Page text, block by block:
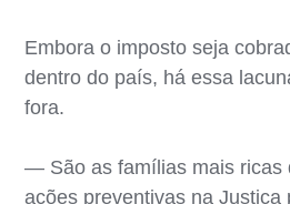
Embora o imposto seja
dentro do país, há essa
fora.
— São as famílias mais ricas
ações preventivas na Justiça